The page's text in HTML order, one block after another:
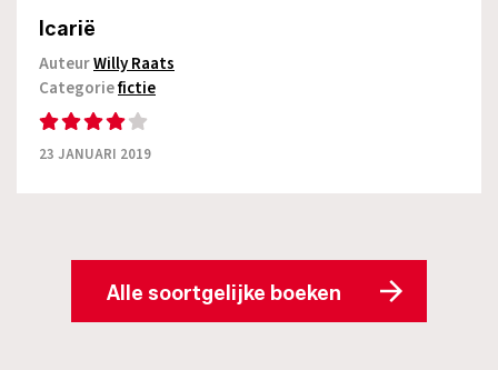
Icarië
AuteurWilly Raats
Categoriefictie
23 JANUARI 2019
Alle soortgelijke boeken